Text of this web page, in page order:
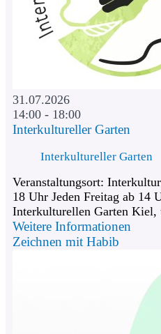
31.07.2026
14:00 - 18:00
Interkultureller Garten
Interkultureller Garten
Veranstaltungsort:
18 Uhr Jeden Freitag ab 14
Interkulturellen Garten Kiel,
Weitere Informationen
Zeichnen mit Habib